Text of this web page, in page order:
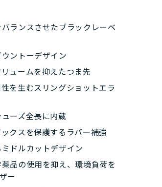
ランスさせたブラックレーベ
ントーデザイン
ュームを抑えたつま先
を生むスリングショットエラ
ーズ全長に内蔵
クスを保護するラバー補強
ドルカットデザイン
品の使用を抑え、環境負荷を
ー